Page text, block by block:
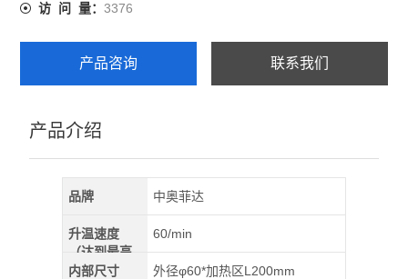
访 问 量：3376
产品咨询 联系我们
产品介绍
品牌 中奥菲达
升温速度
（达到最高
温）
60/min
内部尺寸 外径φ60*加热区L200mm